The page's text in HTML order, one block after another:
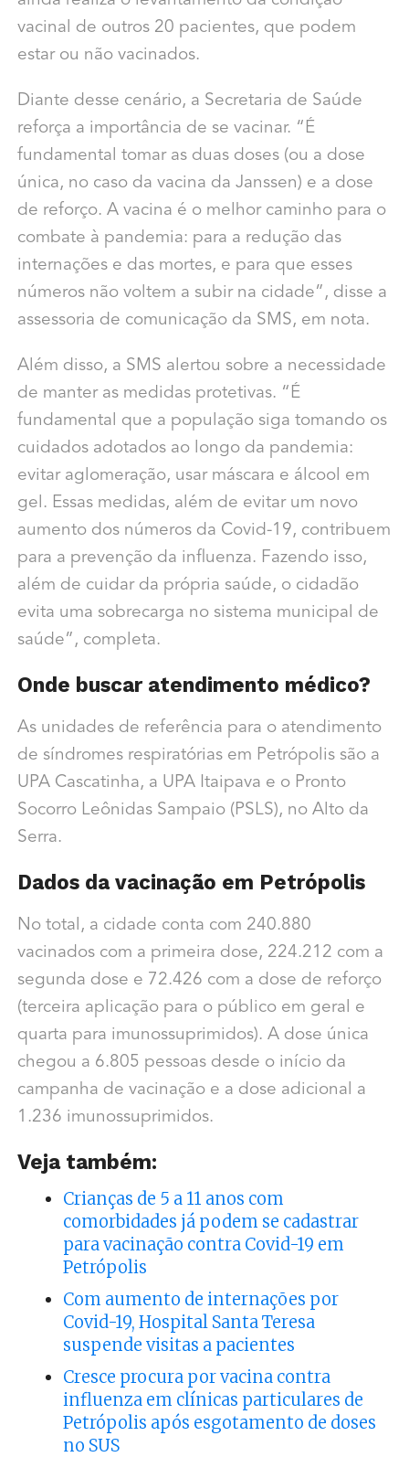
vacinal de outros 20 pacientes, que podem
estar ou não vacinados.
Diante desse cenário, a Secretaria de Saúde
reforça a importância de se vacinar. “É
fundamental tomar as duas doses (ou a dose
única, no caso da vacina da Janssen) e a dose
de reforço. A vacina é o melhor caminho para o
combate à pandemia: para a redução das
internações e das mortes, e para que esses
números não voltem a subir na cidade”, disse a
assessoria de comunicação da SMS, em nota.
Além disso, a SMS alertou sobre a necessidade
de manter as medidas protetivas. “É
fundamental que a população siga tomando os
cuidados adotados ao longo da pandemia:
evitar aglomeração, usar máscara e álcool em
gel. Essas medidas, além de evitar um novo
aumento dos números da Covid-19, contribuem
para a prevenção da influenza. Fazendo isso,
além de cuidar da própria saúde, o cidadão
evita uma sobrecarga no sistema municipal de
saúde”, completa.
Onde buscar atendimento médico?
As unidades de referência para o atendimento
de síndromes respiratórias em Petrópolis são a
UPA Cascatinha, a UPA Itaipava e o Pronto
Socorro Leônidas Sampaio (PSLS), no Alto da
Serra.
Dados da vacinação em Petrópolis
No total, a cidade conta com 240.880
vacinados com a primeira dose, 224.212 com a
segunda dose e 72.426 com a dose de reforço
(terceira aplicação para o público em geral e
quarta para imunossuprimidos). A dose única
chegou a 6.805 pessoas desde o início da
campanha de vacinação e a dose adicional a
1.236 imunossuprimidos.
Veja também:
Crianças de 5 a 11 anos com
comorbidades já podem se cadastrar
para vacinação contra Covid-19 em
Petrópolis
Com aumento de internações por
Covid-19, Hospital Santa Teresa
suspende visitas a pacientes
Cresce procura por vacina contra
influenza em clínicas particulares de
Petrópolis após esgotamento de doses
no SUS